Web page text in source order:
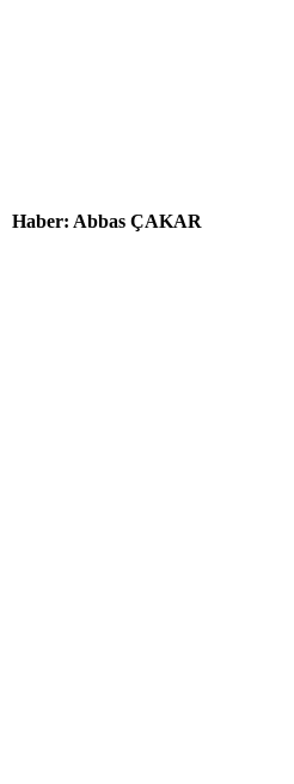
Haber: Abbas ÇAKAR